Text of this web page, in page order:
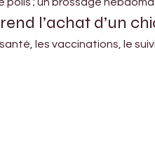
poils ; un brossage
l’achat d’un
les vaccinations, le